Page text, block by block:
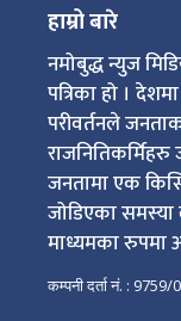
हाम्रो बारे
नमोबुद्ध न्युज
पत्रिका हो ।
परीवर्तनले
राजनितिकर्मिहरु
जनतामा एक
जोडिएका समस्या
माध्यमका रुपमा
कम्पनी दर्ता नं. :